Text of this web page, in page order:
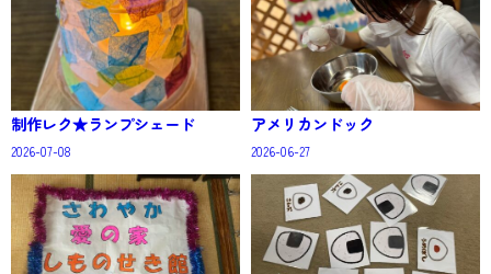
制作レク★ランプシェード
2026-07-08
アメリカンドック
2026-06-27